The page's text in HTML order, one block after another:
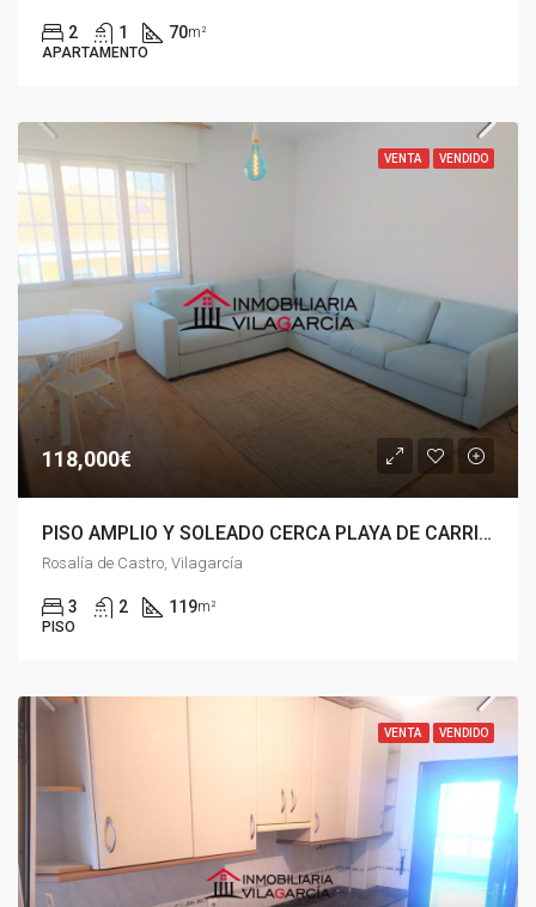
2 1 70m²
APARTAMENTO
VENTA VENDIDO
118,000€
PISO AMPLIO Y SOLEADO CERCA PLAYA DE CARRIL, VILAGARCIA
Rosalía de Castro, Vilagarcía
3 2 119m²
PISO
VENTA VENDIDO